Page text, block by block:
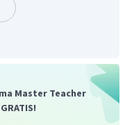
Master Teacher